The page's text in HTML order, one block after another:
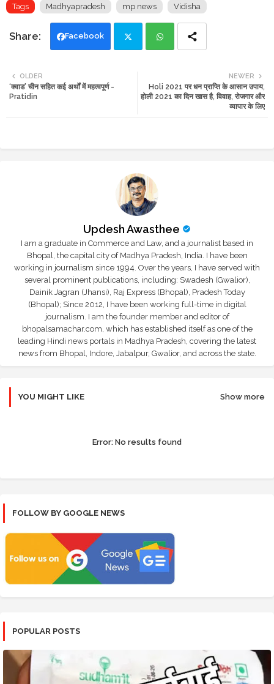
Tags Madhyapradesh mp news Vidisha
Facebook
ats
NEWER
Holi 2021 पर धन प्राप्ति के आसान उपाय,
होली 2021 का दिन खास है, विवाह, रोजगार और
व्यापार के लिए
OLDER
‘क्वाड’ चीन सहित कई अर्थों में महत्वपूर्ण -
Pratidin
Updesh Awasthee
I am a graduate in Commerce and Law, and a journalist based in
Bhopal, the capital city of Madhya Pradesh, India. I have been
working in journalism since 1994. Over the years, I have served with
several prominent publications, including: Swadesh (Gwalior),
Dainik Jagran (Jhansi), Raj Express (Bhopal), Pradesh Today
(Bhopal); Since 2012, I have been working full-time in digital
journalism. I am the founder member and editor of
bhopalsamachar.com, which has established itself as one of the
leading Hindi news portals in Madhya Pradesh, covering the latest
news from Bhopal, Indore, Jabalpur, Gwalior, and across the state.
YOU MIGHT LIKE Show more
Error: No results found
FOLLOW BY GOOGLE NEWS
POPULAR POSTS